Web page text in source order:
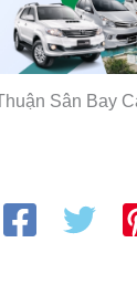
Sân Bay